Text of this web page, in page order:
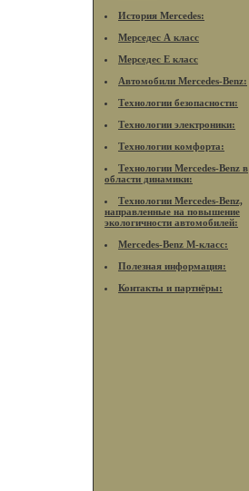
История Mercedes:
Мерседес А класс
Мерседес Е класс
Автомобили Mercedes-Benz:
Технологии безопасности:
Технологии электроники:
Технологии комфорта:
Технологии Mercedes-Benz в
области динамики:
Технологии Mercedes-Benz,
направленные на повышение
экологичности автомобилей:
Mercedes-Benz M-класс:
Полезная информация:
Контакты и партнёры: